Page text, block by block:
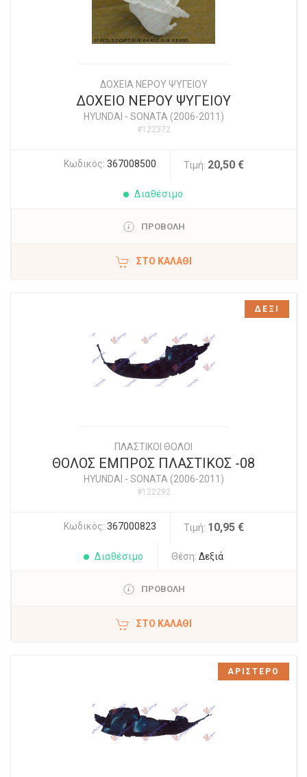
ΔΟΧΕΙΑ ΝΕΡΟΥ ΨΥΓΕΙΟΥ
ΔΟΧΕΙΟ ΝΕΡΟΥ ΨΥΓΕΙΟΥ
HYUNDAI - SONATA (2006-2011)
#122372
Κωδικός: 367008500 Τιμή: 20,50 €
Διαθέσιμο
ΠΡΟΒΟΛΗ
ΣΤΟ ΚΑΛΆΘΙ
ΠΛΑΣΤΙΚΟΙ ΘΟΛΟΙ
ΘΟΛΟΣ ΕΜΠΡΟΣ ΠΛΑΣΤΙΚΟΣ -08
HYUNDAI - SONATA (2006-2011)
#122292
Κωδικός: 367000823 Τιμή: 10,95 €
Διαθέσιμο Θέση: Δεξιά
ΠΡΟΒΟΛΗ
ΣΤΟ ΚΑΛΆΘΙ
ΔΕΞΙ
ΑΡΙΣΤΕΡΟ